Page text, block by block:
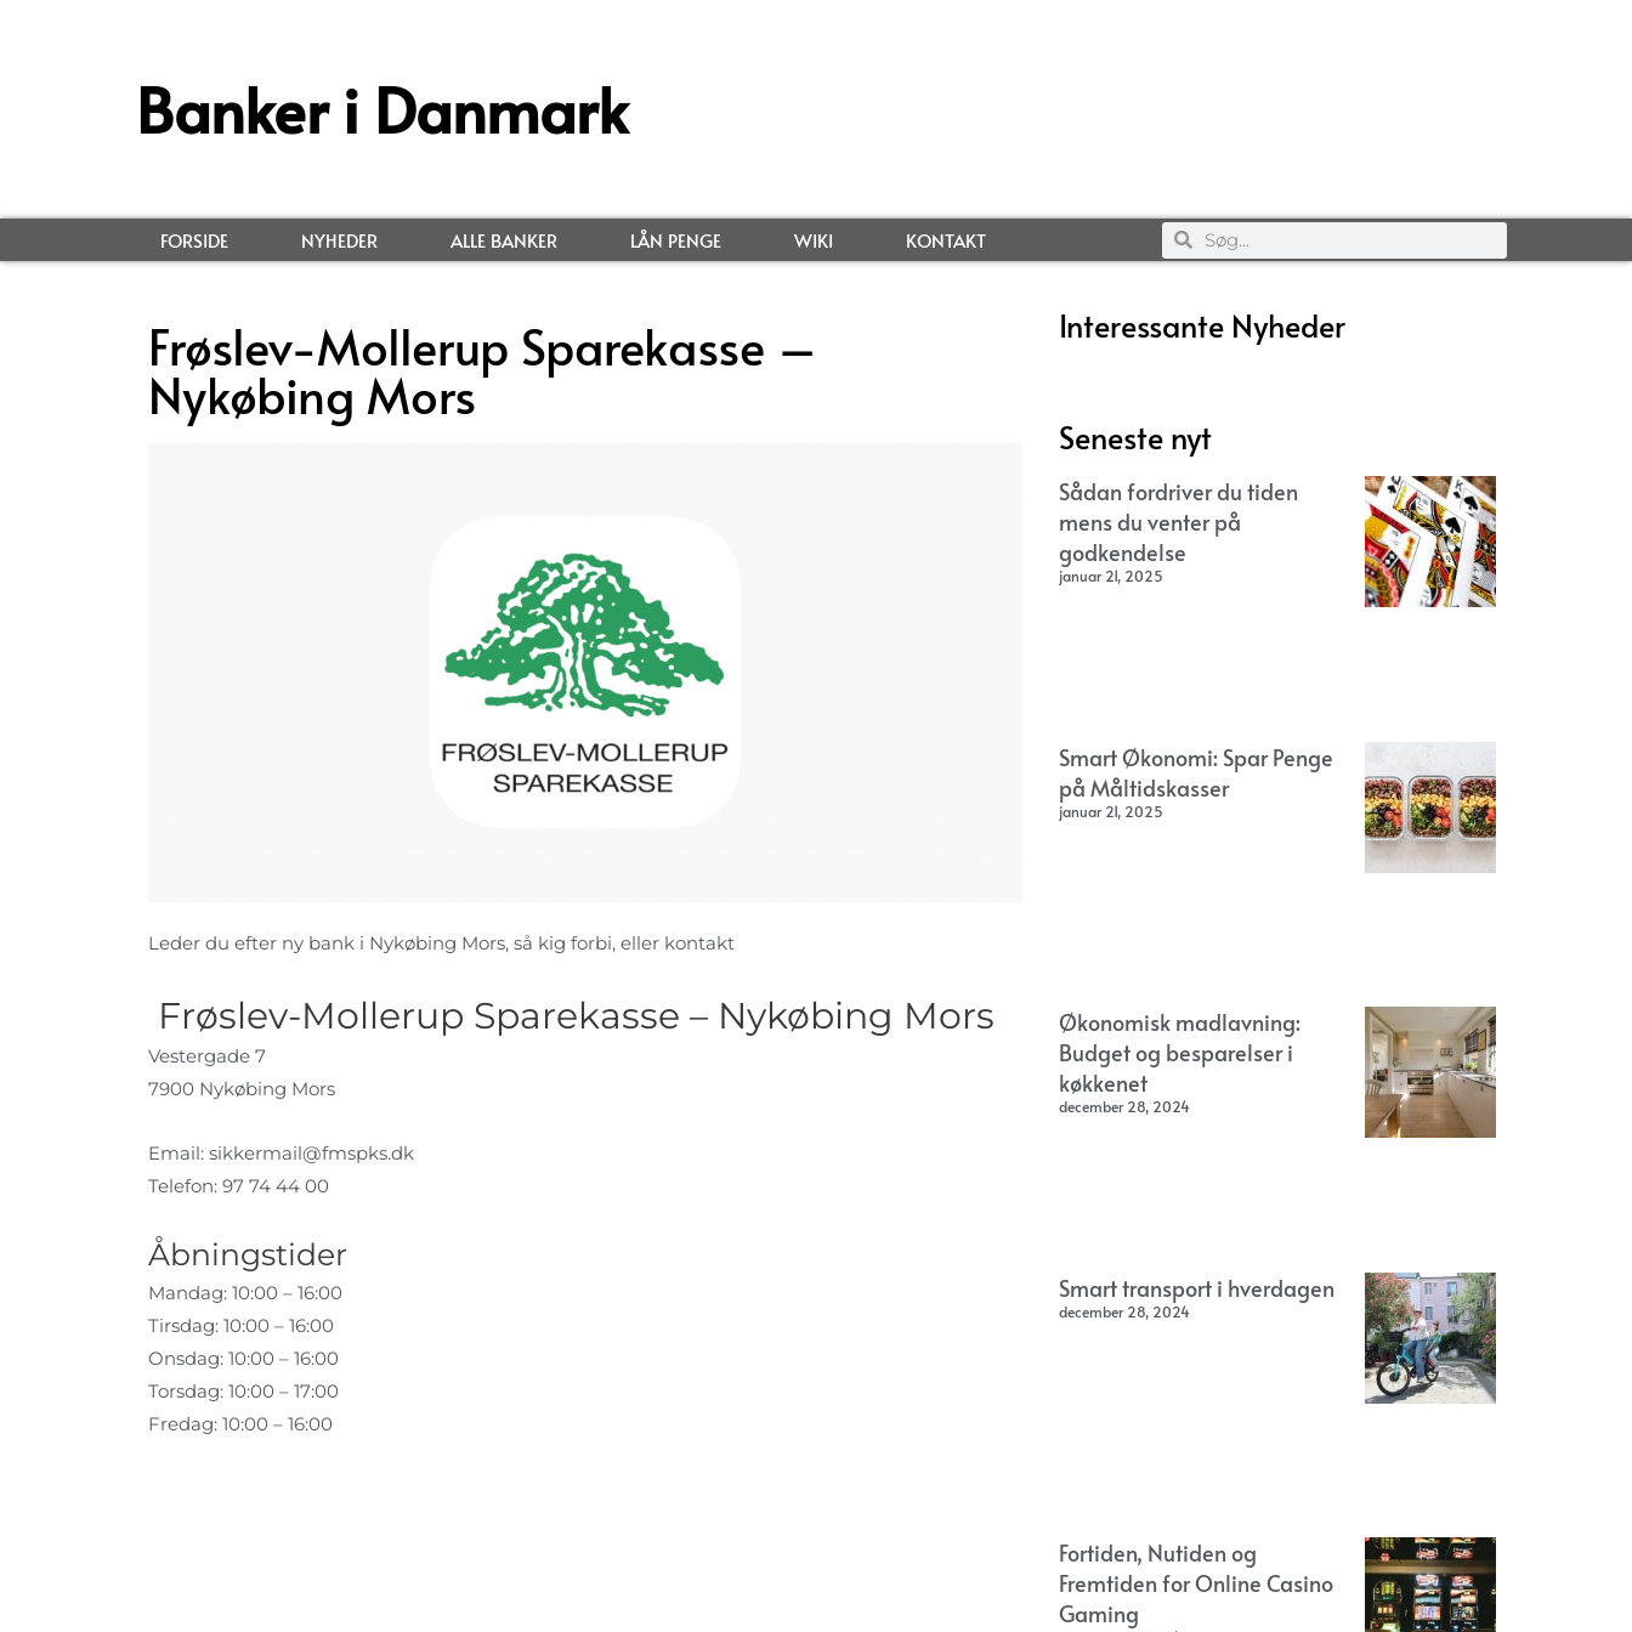
Banker i Danmark
FORSIDE NYHEDER ALLE BANKER LÅN PENGE WIKI KONTAKT
Frøslev-Mollerup Sparekasse –
Nykøbing Mors
Leder du efter ny bank i Nykøbing Mors, så kig forbi, eller kontakt
Frøslev-Mollerup Sparekasse – Nykøbing Mors
Vestergade 7
7900 Nykøbing Mors
Email: sikkermail@fmspks.dk
Telefon: 97 74 44 00
Åbningstider
Mandag: 10:00 – 16:00
Tirsdag: 10:00 – 16:00
Onsdag: 10:00 – 16:00
Torsdag: 10:00 – 17:00
Fredag: 10:00 – 16:00
Interessante Nyheder
Seneste nyt
Sådan fordriver du tiden
mens du venter på
godkendelse
januar 21, 2025
Smart Økonomi: Spar Penge
på Måltidskasser
januar 21, 2025
Økonomisk madlavning:
Budget og besparelser i
køkkenet
december 28, 2024
Smart transport i hverdagen
december 28, 2024
Fortiden, Nutiden og
Fremtiden for Online Casino
Gaming